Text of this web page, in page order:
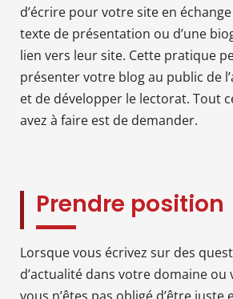
d’écrire pour votre site en
texte de présentation ou d’une
lien vers leur site. Cette pratique
présenter votre blog au public de
et de développer le lectorat. Tout
avez à faire est de demander.
Prendre position
Lorsque vous écrivez sur des
d’actualité dans votre domaine ou